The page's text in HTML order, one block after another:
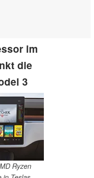
im
die
3
Ryzen